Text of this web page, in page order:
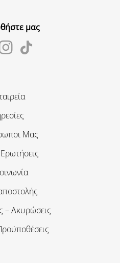
μας
Μας
– Ακυρώσεις